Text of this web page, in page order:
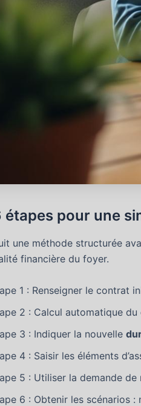
étapes pour une
une méthode structurée
financière du foyer.
1 : Renseigner le contrat
2 : Calcul automatique du
3 : Indiquer la nouvelle
4 : Saisir les éléments
5 : Utiliser la demande
6 : Obtenir les scénarios